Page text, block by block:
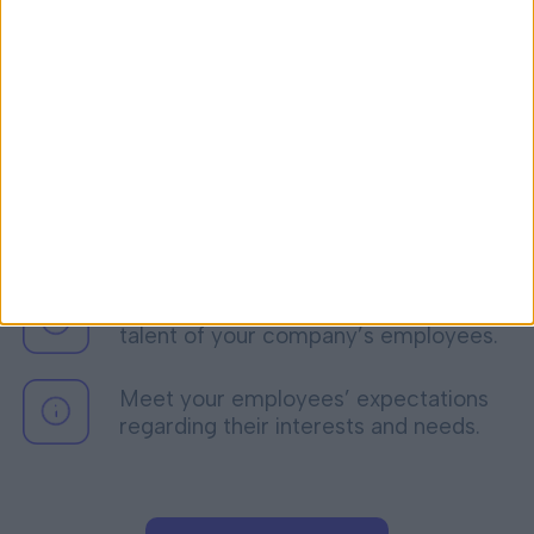
talent of your company’s employees.
Meet your employees’ expectations
regarding their interests and needs.